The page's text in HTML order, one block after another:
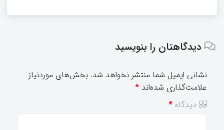
دیدگاهتان را بنویسید
نشانی ایمیل شما منتشر نخواهد شد. بخش‌های موردنیاز
علامت‌گذاری شده‌اند *
دیدگاه *